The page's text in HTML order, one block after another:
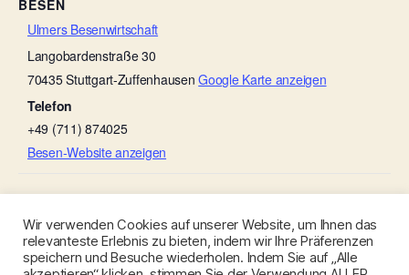
BESEN
Ulmers Besenwirtschaft
Langobardenstraße 30
70435Stuttgart-Zuffenhausen Google Karte anzeigen
Telefon
+49 (711) 874025
Besen-Website anzeigen
Wir verwenden Cookies auf unserer Website, um Ihnen das
relevanteste Erlebnis zu bieten, indem wir Ihre Präferenzen
speichern und Besuche wiederholen. Indem Sie auf „Alle